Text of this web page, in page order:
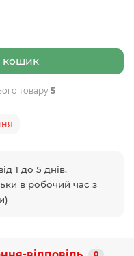
кошик
товару5
1 до 5 днів.
в робочий час з